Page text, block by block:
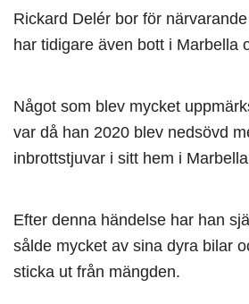
Rickard Delér bor för
har tidigare även bott i Marbella
Något som blev mycket
var då han 2020 blev nedsövd
inbrottstjuvar i sitt hem i
Efter denna händelse har han
sålde mycket av sina dyra bilar
sticka ut från mängden.